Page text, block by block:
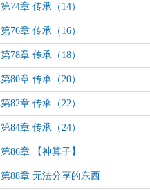
第74章 传承（14）
第76章 传承（16）
第78章 传承（18）
第80章 传承（20）
第82章 传承（22）
第84章 传承（24）
第86章 【神算子】
第88章 无法分享的东西